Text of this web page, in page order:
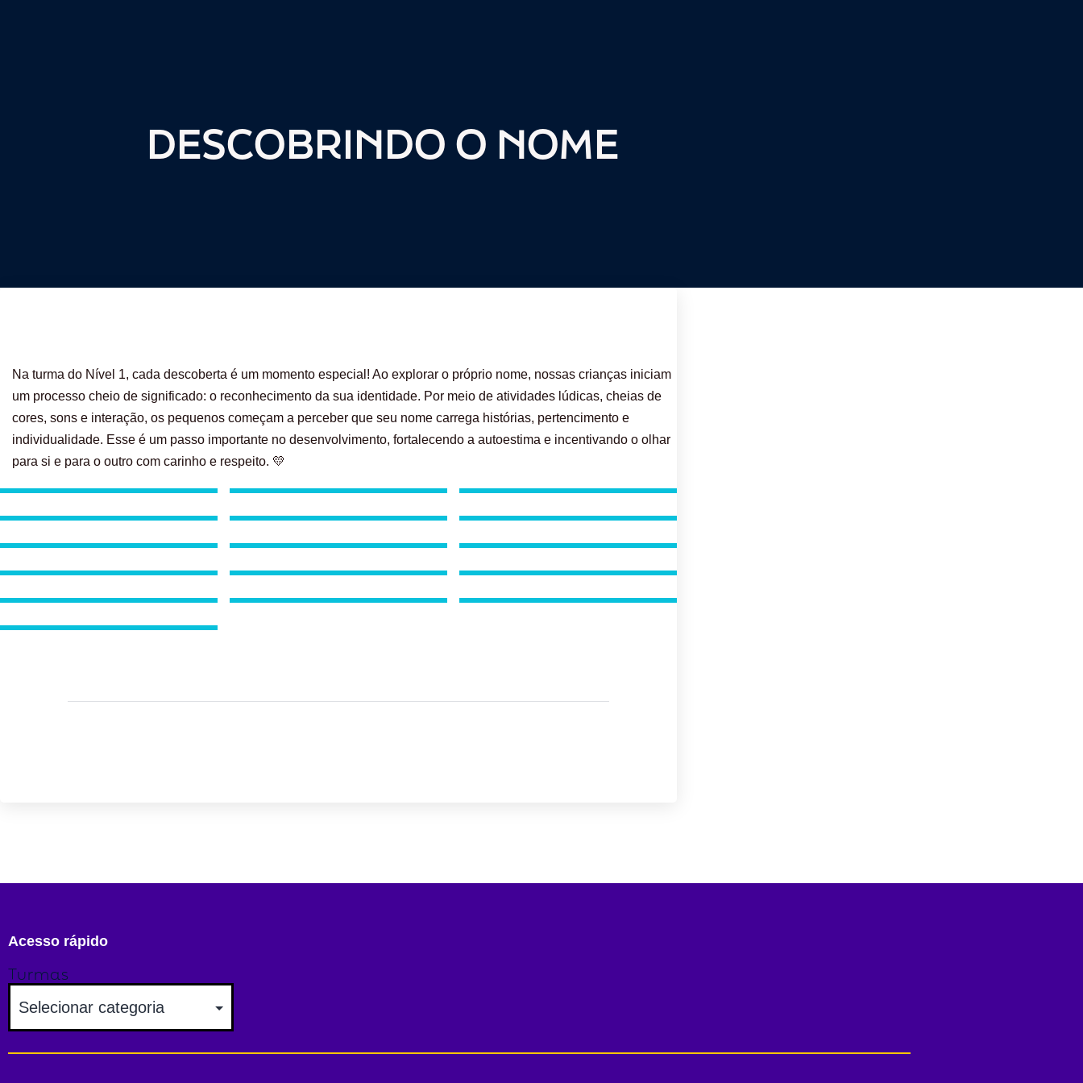
DESCOBRINDO O NOME
Na turma do Nível 1, cada descoberta é um momento especial! Ao explorar o próprio nome, nossas crianças iniciam
um processo cheio de significado: o reconhecimento da sua identidade. Por meio de atividades lúdicas, cheias de
cores, sons e interação, os pequenos começam a perceber que seu nome carrega histórias, pertencimento e
individualidade. Esse é um passo importante no desenvolvimento, fortalecendo a autoestima e incentivando o olhar
para si e para o outro com carinho e respeito. 💛
Acesso rápido
Turmas